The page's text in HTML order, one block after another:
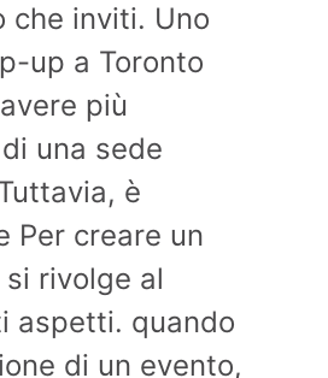
che inviti. Uno
up a Toronto
più
una sede
è
Per creare un
rivolge al
aspetti. quando
di un evento,